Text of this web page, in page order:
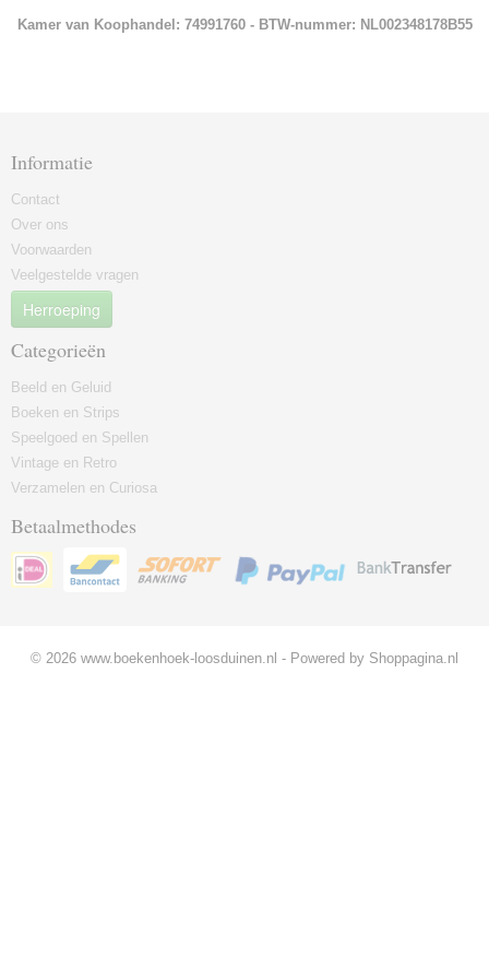
Kamer van Koophandel: 74991760 - BTW-nummer: NL002348178B55
Informatie
Contact
Over ons
Voorwaarden
Veelgestelde vragen
Herroeping
Categorieën
Beeld en Geluid
Boeken en Strips
Speelgoed en Spellen
Vintage en Retro
Verzamelen en Curiosa
Betaalmethodes
© 2026 www.boekenhoek-loosduinen.nl - Powered by Shoppagina.nl